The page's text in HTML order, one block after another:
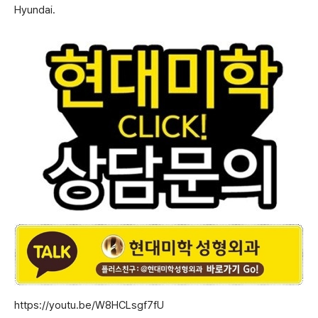
Hyundai.
https://youtu.be/W8HCLsgf7fU